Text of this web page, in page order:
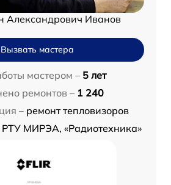
Александрович Иванов
Вызвать мастера
мастером – 5 лет
ремонтов – 1 240
– ремонт тепловизоров
РТУ МИРЭА, «Радиотехника»